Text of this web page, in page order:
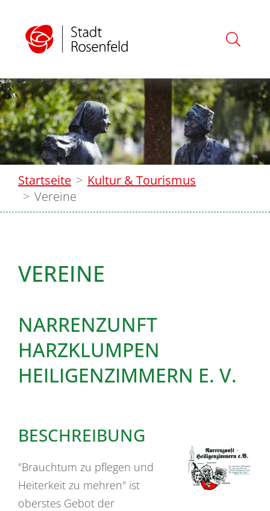
Startseite
Kultur & Tourismus
Vereine
VEREINE
NARRENZUNFT
HARZKLUMPEN
HEILIGENZIMMERN E. V.
BESCHREIBUNG
"Brauchtum zu pflegen und
Heiterkeit zu mehren" ist
oberstes Gebot der